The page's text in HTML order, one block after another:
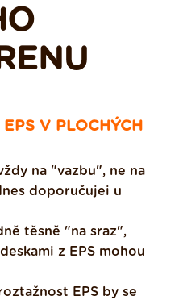
V PLOCHÝCH
na "vazbu", ne na
doporučujei u
těsně "na sraz",
z EPS mohou
EPS by se